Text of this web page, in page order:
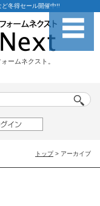
冬得セール開催中!!
ームネクスト。
トップ > アーカイブ